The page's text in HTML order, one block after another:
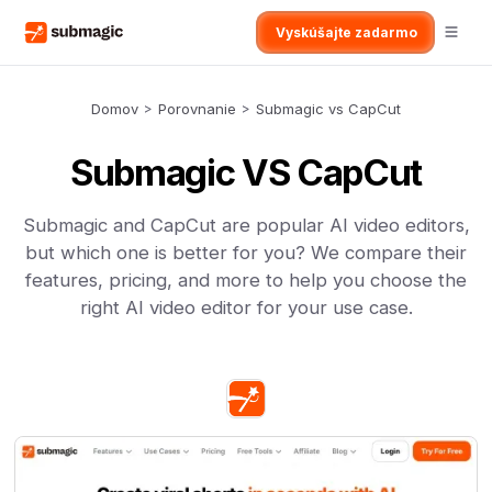
Vyskúšajte zadarmo
Domov > Porovnanie > Submagic vs CapCut
Submagic VS CapCut
Submagic and CapCut are popular AI video editors,
but which one is better for you? We compare their
features, pricing, and more to help you choose the
right AI video editor for your use case.